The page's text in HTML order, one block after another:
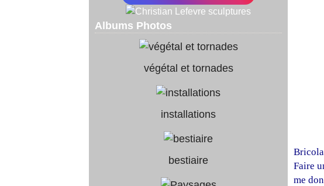
Albums Photos
végétal et tornades
installations
bestiaire
Faire
me